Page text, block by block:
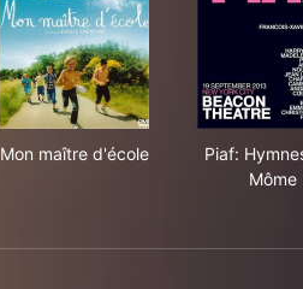
Mon maître d'école
Piaf:
Môme